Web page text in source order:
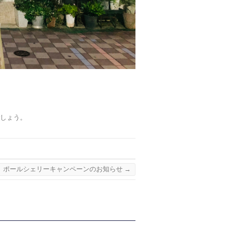
ょう。
ポールシェリーキャンペーンのお知らせ →